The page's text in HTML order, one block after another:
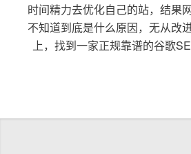
时间精力去优化自己的站，结果
不知道到底是什么原因，无从改
上，找到一家正规靠谱的谷歌